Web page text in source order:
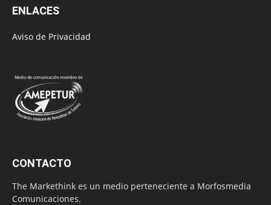
ENLACES
Aviso de Privacidad
CONTACTO
The Markethink es un medio perteneciente a Morfosmedia
Comunicaciones.